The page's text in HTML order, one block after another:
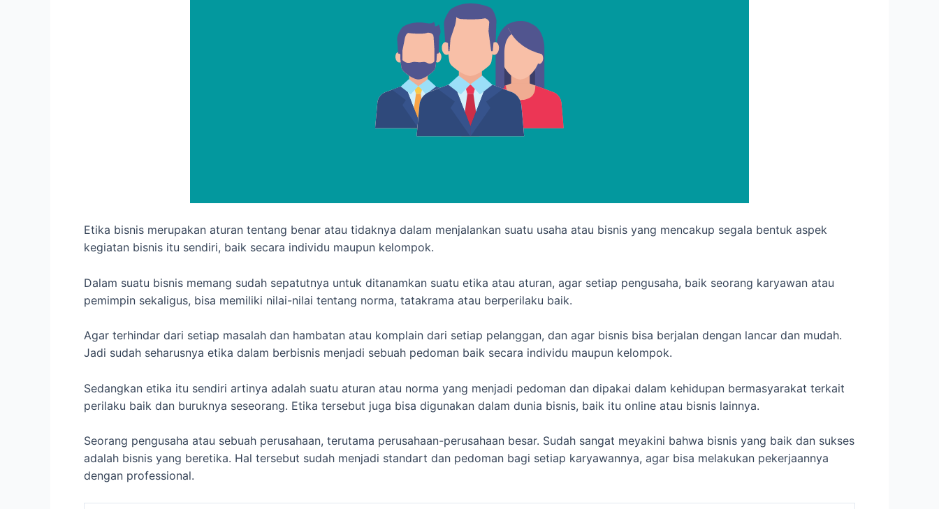
Etika bisnis merupakan aturan tentang benar atau tidaknya dalam menjalankan suatu usaha atau bisnis yang mencakup segala bentuk aspek
kegiatan bisnis itu sendiri, baik secara individu maupun kelompok.
Dalam suatu bisnis memang sudah sepatutnya untuk ditanamkan suatu etika atau aturan, agar setiap pengusaha, baik seorang karyawan atau
pemimpin sekaligus, bisa memiliki nilai-nilai tentang norma, tatakrama atau berperilaku baik.
Agar terhindar dari setiap masalah dan hambatan atau komplain dari setiap pelanggan, dan agar bisnis bisa berjalan dengan lancar dan mudah.
Jadi sudah seharusnya etika dalam berbisnis menjadi sebuah pedoman baik secara individu maupun kelompok.
Sedangkan etika itu sendiri artinya adalah suatu aturan atau norma yang menjadi pedoman dan dipakai dalam kehidupan bermasyarakat terkait
perilaku baik dan buruknya seseorang. Etika tersebut juga bisa digunakan dalam dunia bisnis, baik itu online atau bisnis lainnya.
Seorang pengusaha atau sebuah perusahaan, terutama perusahaan-perusahaan besar. Sudah sangat meyakini bahwa bisnis yang baik dan sukses
adalah bisnis yang beretika. Hal tersebut sudah menjadi standart dan pedoman bagi setiap karyawannya, agar bisa melakukan pekerjaannya
dengan professional.